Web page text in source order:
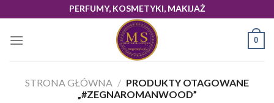
to
content
PERFUMY, KOSMETYKI, MAKIJAŻ
0
STRONA GŁÓWNA / PRODUKTY OTAGOWANE
„#ZEGNAROMANWOOD”